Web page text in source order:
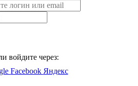
войдите через:
Facebook Яндекс